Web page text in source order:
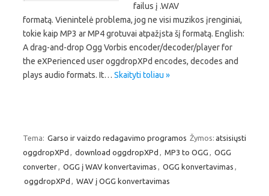
failus į .WAV
formatą. Vienintelė problema, jog ne visi muzikos įrenginiai,
tokie kaip MP3 ar MP4 grotuvai atpažįsta šį formatą. English:
A drag-and-drop Ogg Vorbis encoder/decoder/player for
the eXPerienced user oggdropXPd encodes, decodes and
plays audio formats. It… Skaityti toliau »
Tema: Garso ir vaizdo redagavimo programos Žymos: atsisiųsti
oggdropXPd
download oggdropXPd MP3 to OGG
OGG
converter
OGG į WAV konvertavimas OGG konvertavimas
oggdropXPd
WAV į OGG konvertavimas